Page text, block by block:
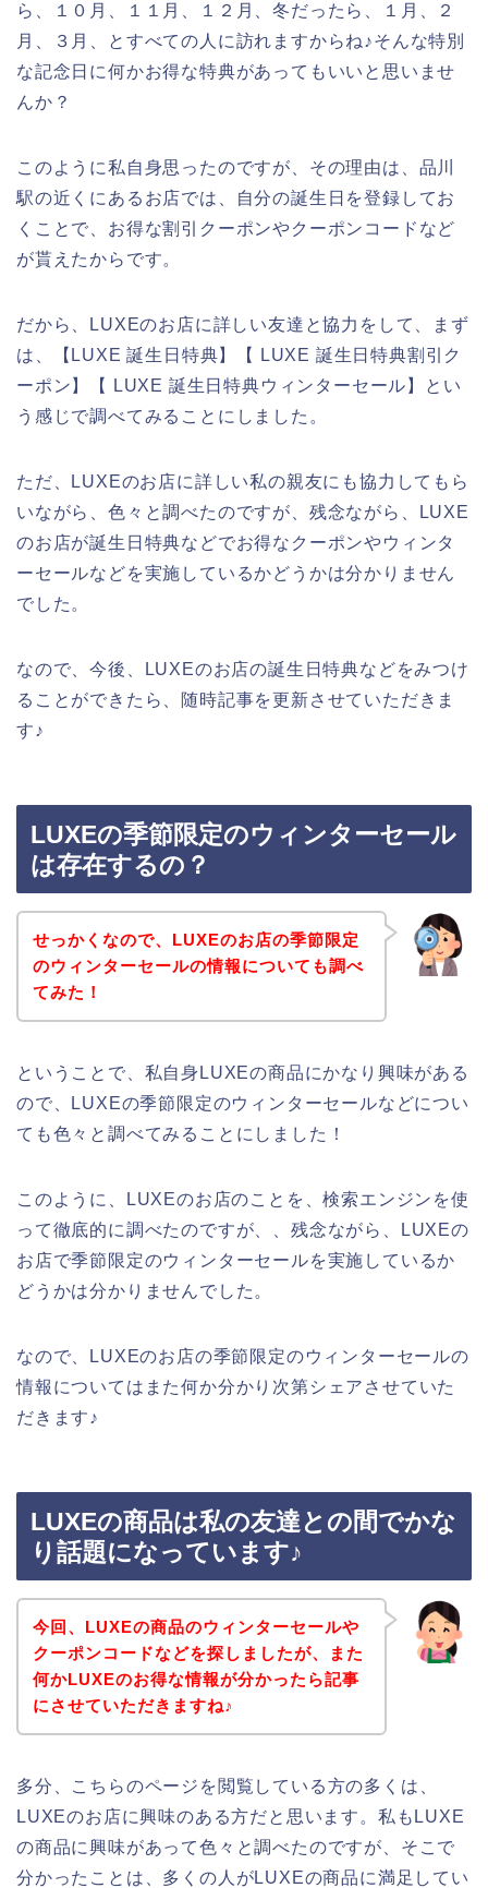
ら、１０月、１１月、１２月、冬だったら、１月、２
月、３月、とすべての人に訪れますからね♪そんな特別
な記念日に何かお得な特典があってもいいと思いませ
んか？
このように私自身思ったのですが、その理由は、品川
駅の近くにあるお店では、自分の誕生日を登録してお
くことで、お得な割引クーポンやクーポンコードなど
が貰えたからです。
だから、LUXEのお店に詳しい友達と協力をして、まず
は、【LUXE 誕生日特典】【 LUXE 誕生日特典割引ク
ーポン】【 LUXE 誕生日特典ウィンターセール】とい
う感じで調べてみることにしました。
ただ、LUXEのお店に詳しい私の親友にも協力してもら
いながら、色々と調べたのですが、残念ながら、LUXE
のお店が誕生日特典などでお得なクーポンやウィンタ
ーセールなどを実施しているかどうかは分かりません
でした。
なので、今後、LUXEのお店の誕生日特典などをみつけ
ることができたら、随時記事を更新させていただきま
す♪
LUXEの季節限定のウィンターセール
は存在するの？
せっかくなので、LUXEのお店の季節限定
のウィンターセールの情報についても調べ
てみた！
ということで、私自身LUXEの商品にかなり興味がある
ので、LUXEの季節限定のウィンターセールなどについ
ても色々と調べてみることにしました！
このように、LUXEのお店のことを、検索エンジンを使
って徹底的に調べたのですが、、残念ながら、LUXEの
お店で季節限定のウィンターセールを実施しているか
どうかは分かりませんでした。
なので、LUXEのお店の季節限定のウィンターセールの
情報についてはまた何か分かり次第シェアさせていた
だきます♪
LUXEの商品は私の友達との間でかな
り話題になっています♪
今回、LUXEの商品のウィンターセールや
クーポンコードなどを探しましたが、また
何かLUXEのお得な情報が分かったら記事
にさせていただきますね♪
多分、こちらのページを閲覧している方の多くは、
LUXEのお店に興味のある方だと思います。私もLUXE
の商品に興味があって色々と調べたのですが、そこで
分かったことは、多くの人がLUXEの商品に満足してい